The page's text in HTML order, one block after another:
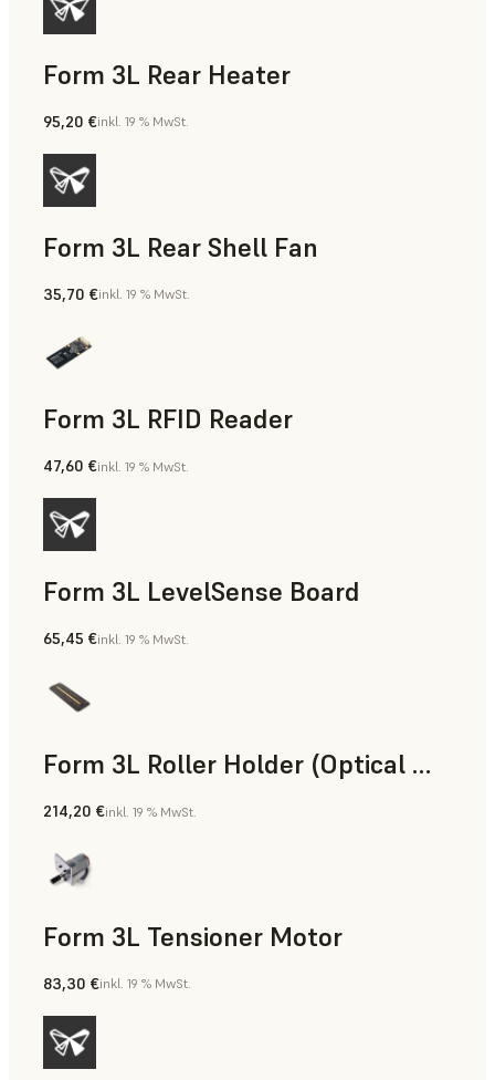
Form 3L Rear Heater
95,20 €inkl. 19 % MwSt.
Form 3L Rear Shell Fan
35,70 €inkl. 19 % MwSt.
Form 3L RFID Reader
47,60 €inkl. 19 % MwSt.
Form 3L LevelSense Board
65,45 €inkl. 19 % MwSt.
Form 3L Roller Holder (Optical Window Assembly)
214,20 €inkl. 19 % MwSt.
Form 3L Tensioner Motor
83,30 €inkl. 19 % MwSt.